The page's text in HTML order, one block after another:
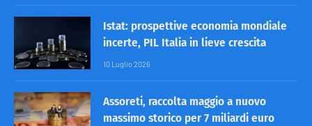
Istat: prospettive economia mondiale
incerte, PIL Italia in lieve crescita
10 Luglio 2026
Assoreti, raccolta maggio a nuovo
massimo storico per 7 miliardi euro